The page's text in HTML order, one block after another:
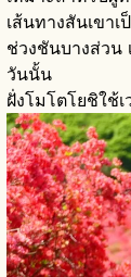
เส้นทางสันเขา
ช่วงชันบางส่วน
วันนั้น
ฝั่งโมโตโยชิใช้